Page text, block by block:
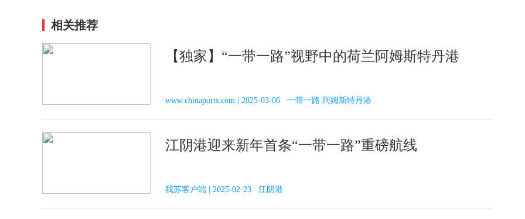
相关推荐
【独家】“一带一路”视野中的荷兰阿姆斯特丹港
www.chinaports.com | 2025-03-06 一带一路 阿姆斯特丹港
江阴港迎来新年首条“一带一路”重磅航线
我苏客户端 | 2025-02-23 江阴港